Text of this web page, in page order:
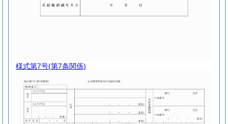
様式第7号(第7条関係)